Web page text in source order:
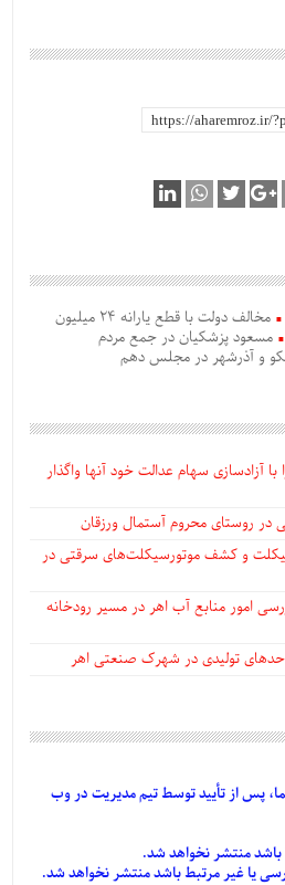
مخالف دولت با قطع یارانه 24 میلیون
مسعود پزشکیان در جمع مردم
و آذرشهر در مجلس دهم
آزادسازی سهام عدالت خود آنها واگذار
در روستای محروم آستمال ورزقان
موتورسیکلت و کشف موتورسیکلت‌های سرقتی در
امور منابع آب اهر در مسیر رودخانه
تولیدی در شهرک صنعتی اهر
پس ازتأییدتوسط تیم مدیریت در وب
باشد منتشر نخواهد شد.
یا غیر مرتبط باشد منتشر نخواهد شد.